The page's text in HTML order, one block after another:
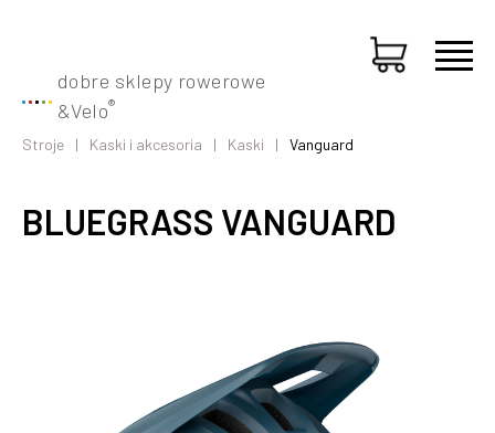
dobre sklepy rowerowe
&Velo®
Stroje Kaski i akcesoria Kaski Vanguard
BLUEGRASS VANGUARD